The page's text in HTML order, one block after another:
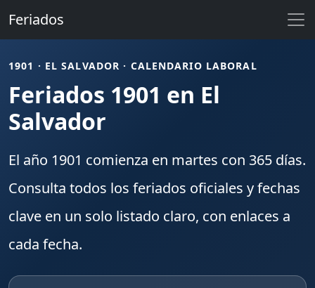
Feriados
1901 · EL SALVADOR · CALENDARIO LABORAL
Feriados 1901 en El
Salvador
El año 1901 comienza en martes con 365 días.
Consulta todos los feriados oficiales y fechas
clave en un solo listado claro, con enlaces a
cada fecha.